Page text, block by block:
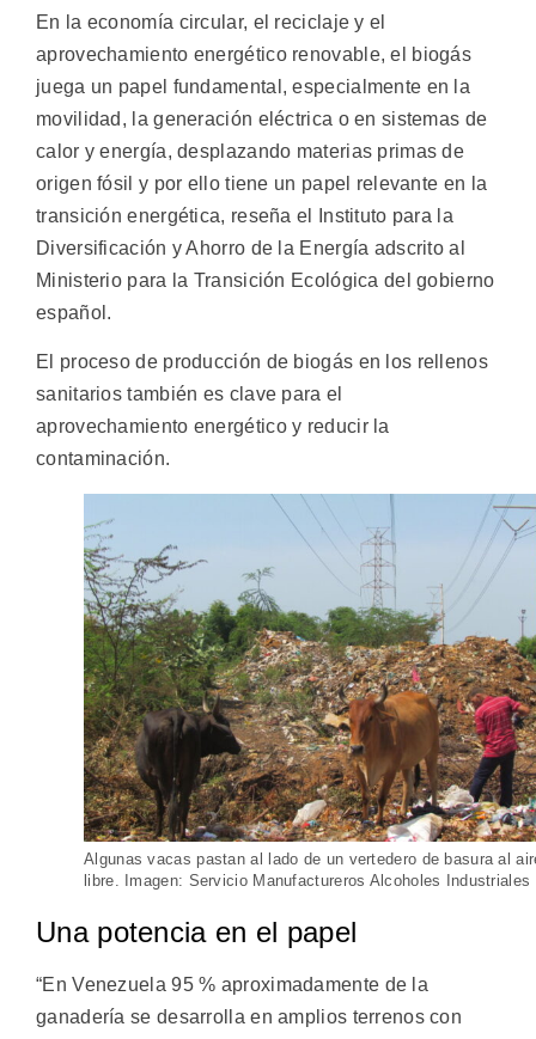
En la economía circular, el reciclaje y el
aprovechamiento energético renovable, el biogás
juega un papel fundamental, especialmente en la
movilidad, la generación eléctrica o en sistemas de
calor y energía, desplazando materias primas de
origen fósil y por ello tiene un papel relevante en la
transición energética, reseña el Instituto para la
Diversificación y Ahorro de la Energía adscrito al
Ministerio para la Transición Ecológica del gobierno
español.
El proceso de producción de biogás en los rellenos
sanitarios también es clave para el
aprovechamiento energético y reducir la
contaminación.
Algunas vacas pastan al lado de un vertedero de basura al
libre. Imagen: Servicio Manufactureros Alcoholes Industriales
Una potencia en el papel
“En Venezuela 95 % aproximadamente de la
ganadería se desarrolla en amplios terrenos con